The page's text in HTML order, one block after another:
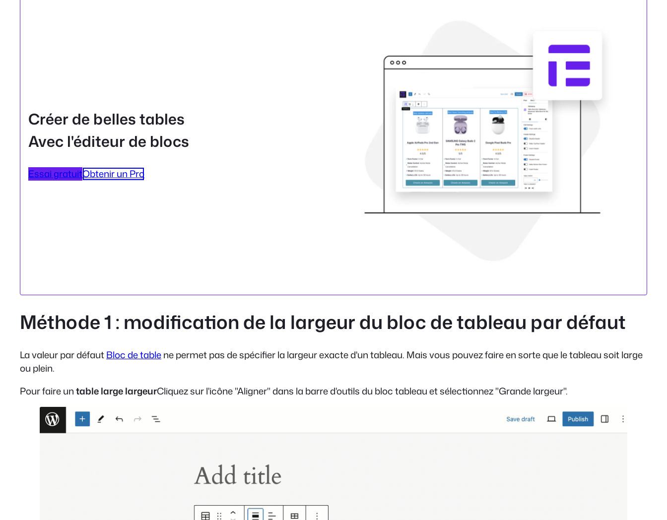
Créer de belles tables
Avec l'éditeur de blocs
Essai gratuitObtenir un Pro
Méthode 1 : modification de la largeur du bloc de tableau par défaut
La valeur par défautBloc de tablene permet pas de spécifier la largeur exacte d'un tableau. Mais vous pouvez faire en sorte que le tableau soit large
ou plein.
Pour faire untable large largeurCliquez sur l'icône "Aligner" dans la barre d'outils du bloc tableau et sélectionnez "Grande largeur".